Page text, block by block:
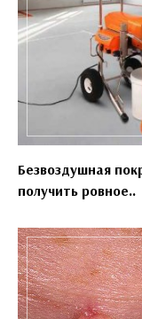
Безвоздушная
получить ровное..